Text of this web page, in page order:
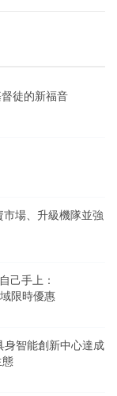
徒的新福音
場、升級機隊並強
己手上：
限時優惠
智能創新中心達成